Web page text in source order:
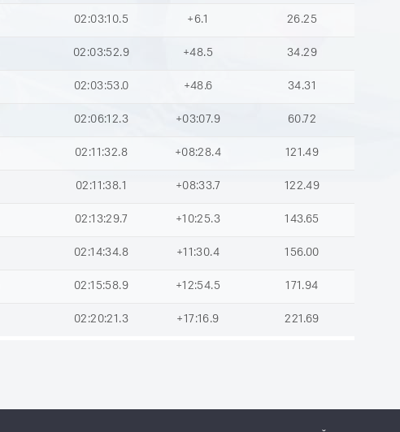
02:03:10.5 +6.1 26.25
02:03:52.9 +48.5 34.29
02:03:53.0 +48.6 34.31
02:06:12.3 +03:07.9 60.72
02:11:32.8 +08:28.4 121.49
02:11:38.1 +08:33.7 122.49
02:13:29.7 +10:25.3 143.65
02:14:34.8 +11:30.4 156.00
02:15:58.9 +12:54.5 171.94
02:20:21.3 +17:16.9 221.69